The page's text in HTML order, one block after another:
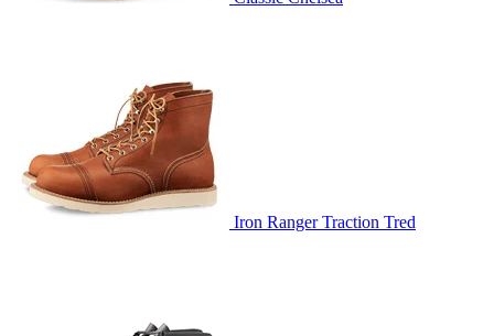
Iron Ranger Traction Tred